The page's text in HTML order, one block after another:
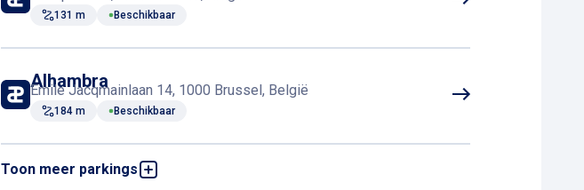
131 m Beschikbaar
Alhambra
Emile Jacqmainlaan 14, 1000 Brussel, België
184 m Beschikbaar
Toon meer parkings
Schildknaap